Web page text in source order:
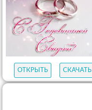
ОТКРЫТЬ СКАЧАТЬ